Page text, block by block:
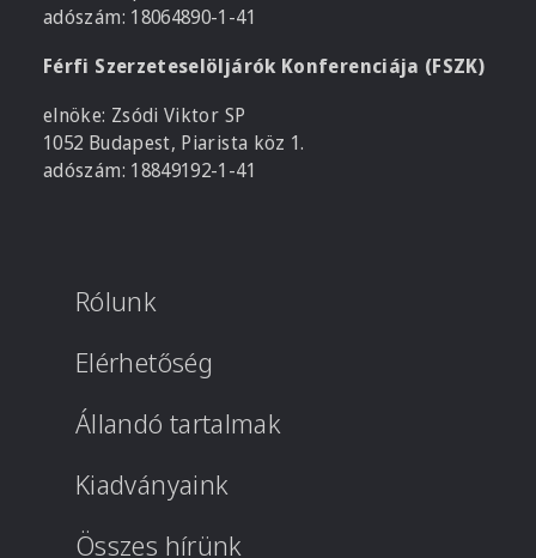
adószám: 18064890-1-41
Férfi Szerzeteselöljárók Konferenciája (FSZK)
elnöke: Zsódi Viktor SP
1052 Budapest, Piarista köz 1.
adószám: 18849192-1-41
Rólunk
Elérhetőség
Állandó tartalmak
Kiadványaink
Összes hírünk